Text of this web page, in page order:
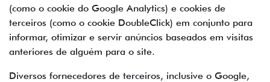
(como o cookie do Google Analytics) e cookies de
terceiros (como o cookie DoubleClick) em conjunto para
informar, otimizar e servir anúncios baseados em visitas
anteriores de alguém para o site.
Diversos fornecedores de terceiros, inclusive o Google,